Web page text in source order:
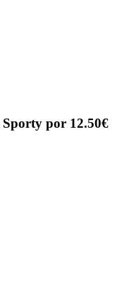
Sporty por 12.50€